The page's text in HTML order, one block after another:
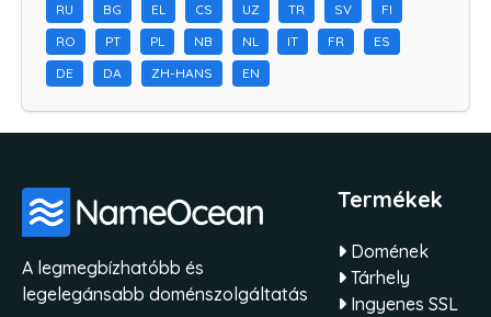
RU BG EL CS UZ TR SV
FI
RO
PT PL NB NL IT FR
ES
DE
DA ZH-HANS EN
A legmegbízhatóbb és
legelegánsabb doménszolgáltatás
Termékek
Domének
Tárhely
Ingyenes SSL